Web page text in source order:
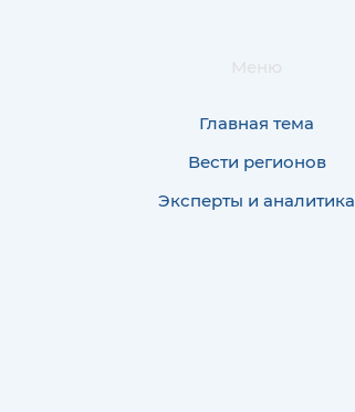
Меню
Главная тема
Вести регионов
Эксперты и аналитика